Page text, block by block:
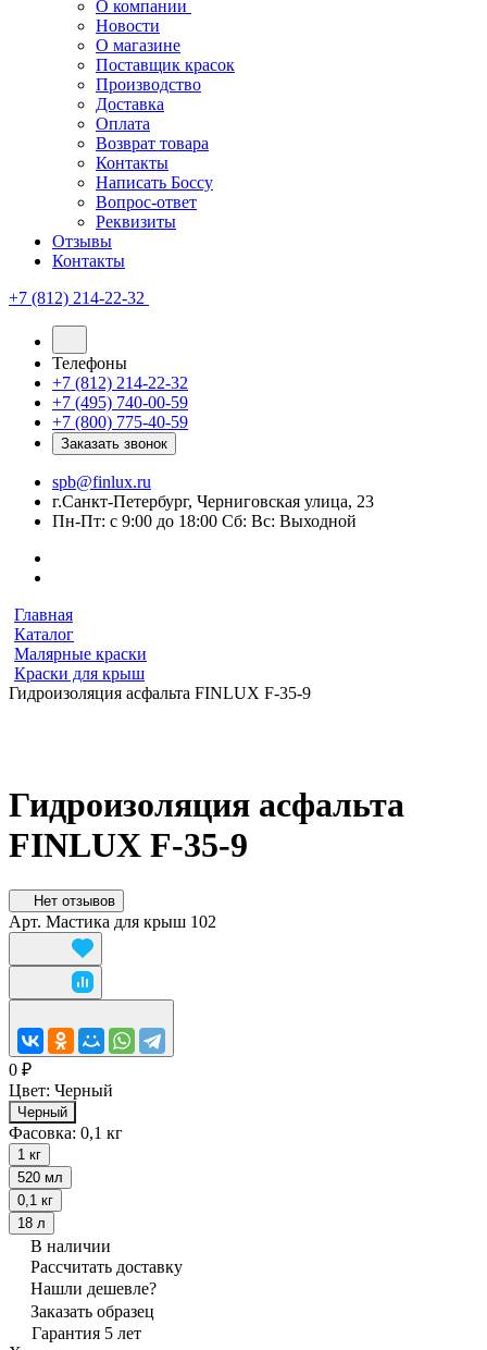
О компании
Новости
О магазине
Поставщик красок
Производство
Доставка
Оплата
Возврат товара
Контакты
Написать Боссу
Вопрос-ответ
Реквизиты
Отзывы
Контакты
+7 (812) 214-22-32
Телефоны
+7 (812) 214-22-32
+7 (495) 740-00-59
+7 (800) 775-40-59
Заказать звонок
spb@finlux.ru
г.Санкт-Петербург, Черниговская улица, 23
Пн-Пт: с 9:00 до 18:00 Сб: Вс: Выходной
Главная
Каталог
Малярные краски
Краски для крыш
Гидроизоляция асфальта FINLUX F-35-9
Гидроизоляция асфальта
FINLUX F-35-9
Нет отзывов
Арт. Мастика для крыш 102
0 ₽
Цвет: Черный
Черный
Фасовка: 0,1 кг
1 кг
520 мл
0,1 кг
18 л
В наличии
Рассчитать доставку
Нашли дешевле?
Заказать образец
Гарантия 5 лет